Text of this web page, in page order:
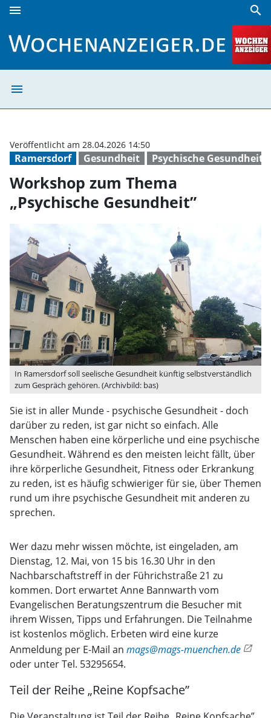
menu search
menu
Ramersdorf Gesundheit Psychische Gesundheit
Veröffentlicht am 28.04.2026 14:50
Workshop zum Thema
„Psychische Gesundheit”
In Ramersdorf soll seelische Gesundheit künftig selbstverständlich
zum Gespräch gehören. (Archivbild: bas)
Sie ist in aller Munde - psychische Gesundheit - doch
darüber zu reden, ist gar nicht so einfach. Alle
Menschen haben eine körperliche und eine psychische
Gesundheit. Während es den meisten leicht fällt, über
ihre körperliche Gesundheit, Fitness oder Erkrankung
zu reden, ist es häufig schwieriger für sie, über Themen
rund um ihre psychische Gesundheit mit anderen zu
sprechen.
Wer dazu mehr wissen möchte, ist eingeladen, am
Dienstag, 12. Mai, von 15 bis 16.30 Uhr in den
Nachbarschaftstreff in der Führichstraße 21 zu
kommen. Dort erwartet Anne Bannwarth vom
Evangelischen Beratungszentrum die Besucher mit
ihrem Wissen, Tipps und Erfahrungen. Die Teilnahme
ist kostenlos möglich. Erbeten wird eine kurze
Anmeldung per E-Mail an mags@mags-muenchen.de
oder unter Tel. 53295654.
Teil der Reihe „Reine Kopfsache”